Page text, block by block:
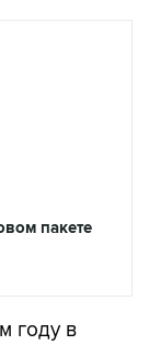
пакете
году в